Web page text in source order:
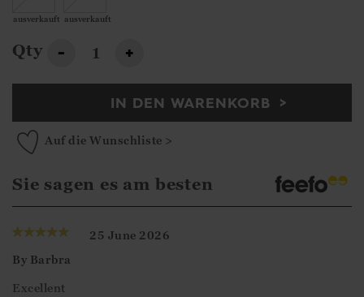
ausverkauft ausverkauft
Qty - +
IN DEN WARENKORB
Auf die Wunschliste >
Sie sagen es am besten
25 June 2026
By Barbra
Excellent